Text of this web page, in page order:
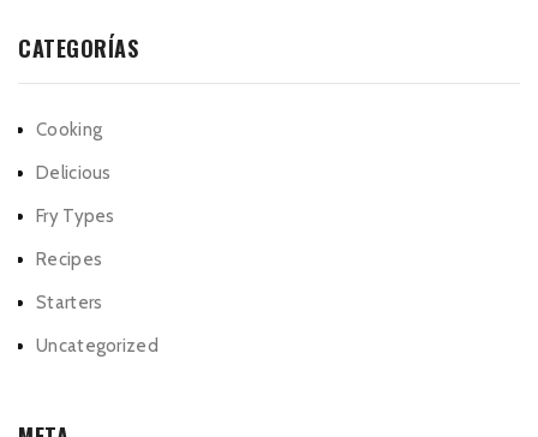
CATEGORÍAS
Cooking
Delicious
Fry Types
Recipes
Starters
Uncategorized